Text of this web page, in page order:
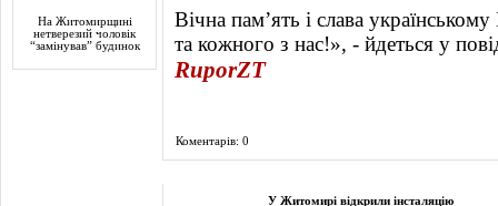
На Житомирщині
нетверезий чоловік
“замінував” будинок
Вічна пам’ять і слава
та кожного з нас!», - йдеться у
RuporZT
Коментарів: 0
У Житомирі відкрили інсталяцію